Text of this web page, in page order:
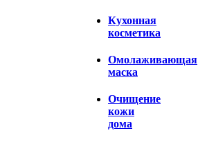
Кухонная
косметика
Омолаживающая
маска
Очищение
кожи
дома